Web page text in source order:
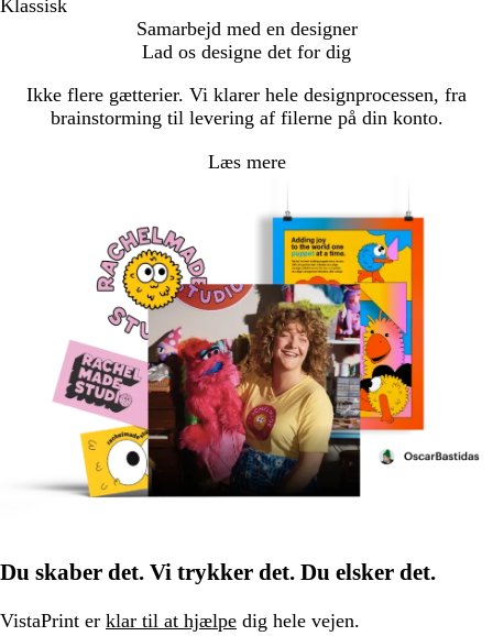
Klassisk
Samarbejd med en designer
Lad os designe det for dig
Ikke flere gætterier. Vi klarer hele designprocessen, fra
brainstorming til levering af filerne på din konto.
Læs mere
Du skaber det. Vi trykker det. Du elsker det.
VistaPrint er klar til at hjælpe dig hele vejen.